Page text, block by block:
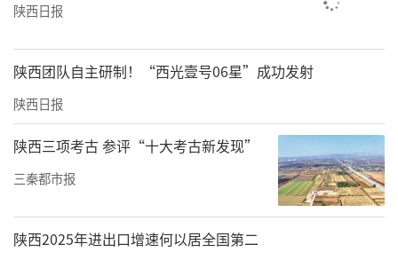
陕西日报
陕西团队自主研制！“西光壹号06星”成功发射
陕西日报
陕西三项考古 参评“十大考古新发现”
三秦都市报
陕西2025年进出口增速何以居全国第二